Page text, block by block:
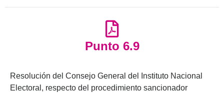
Punto 6.9
Resolución del Consejo General del Instituto Nacional
Electoral, respecto del procedimiento sancionador